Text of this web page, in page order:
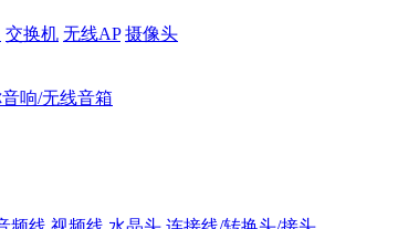
交换机 无线AP 摄像头
响/无线音箱